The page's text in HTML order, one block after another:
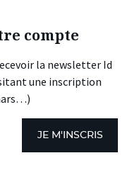
compte
la newsletter Id
une inscription
JE M'INSCRIS